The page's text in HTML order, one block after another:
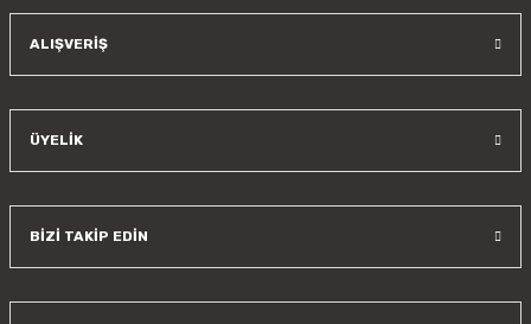
ALIŞVERİŞ
ÜYELİK
BİZİ TAKİP EDİN